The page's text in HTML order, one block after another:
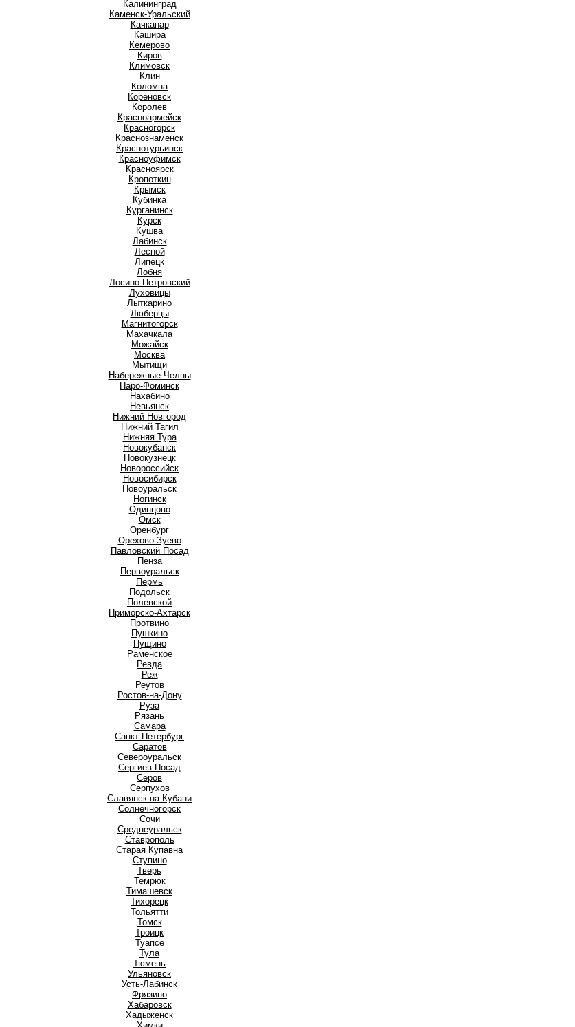
Калининград
Каменск-Уральский
Качканар
Кашира
Кемерово
Киров
Климовск
Клин
Коломна
Кореновск
Королев
Красноармейск
Красногорск
Краснознаменск
Краснотурьинск
Красноуфимск
Красноярск
Кропоткин
Крымск
Кубинка
Курганинск
Курск
Кушва
Лабинск
Лесной
Липецк
Лобня
Лосино-Петровский
Луховицы
Лыткарино
Люберцы
Магнитогорск
Махачкала
Можайск
Москва
Мытищи
Набережные Челны
Наро-Фоминск
Нахабино
Невьянск
Нижний Новгород
Нижний Тагил
Нижняя Тура
Новокубанск
Новокузнецк
Новороссийск
Новосибирск
Новоуральск
Ногинск
Одинцово
Омск
Оренбург
Орехово-Зуево
Павловский Посад
Пенза
Первоуральск
Пермь
Подольск
Полевской
Приморско-Ахтарск
Протвино
Пушкино
Пущино
Раменское
Ревда
Реж
Реутов
Ростов-на-Дону
Руза
Рязань
Самара
Санкт-Петербург
Саратов
Североуральск
Сергиев Посад
Серов
Серпухов
Славянск-на-Кубани
Солнечногорск
Сочи
Среднеуральск
Ставрополь
Старая Купавна
Ступино
Тверь
Темрюк
Тимашевск
Тихорецк
Тольятти
Томск
Троицк
Туапсе
Тула
Тюмень
Ульяновск
Усть-Лабинск
Фрязино
Хабаровск
Хадыженск